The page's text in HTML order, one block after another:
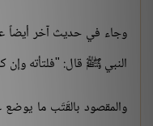
وجاء في حديث آخر أيضاً
النبي ﷺ قال: "فلتأته
والمقصود بالقَتَب ما